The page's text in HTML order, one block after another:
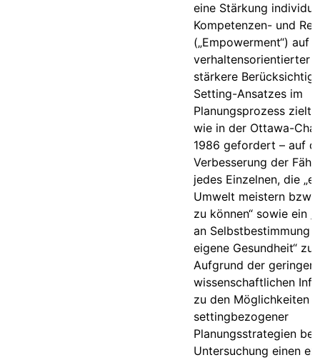
eine Stärkung
Kompetenzen- und
(„Empowerment“) auf
verhaltensorientierter
stärkere
Setting-Ansatzes im
Planungsprozess zielt
wie in der Ottawa-
1986 gefordert – auf
Verbesserung der
jedes Einzelnen, die
Umwelt meistern bzw.
zu können“ sowie ein
an Selbstbestimmung
eigene Gesundheit“ zu
Aufgrund der geringen
wissenschaftlichen
zu den Möglichkeiten
settingbezogener
Planungsstrategien
Untersuchung einen